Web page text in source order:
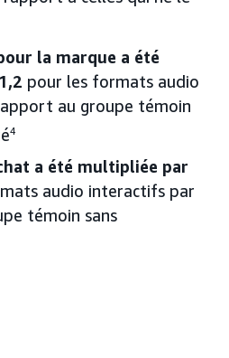
la marque a été
pour les formats audio
au groupe témoin
4
a été multipliée par
audio interactifs par
témoin sans